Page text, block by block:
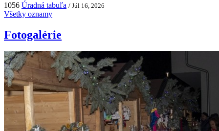
1056 Úradná tabuľa / Júl 16, 2026
Všetky oznamy
Fotogalérie